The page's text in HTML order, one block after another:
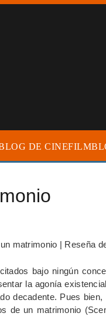
bajo ningún
la agonía
decadente. Pues bien,
de un matrimonio